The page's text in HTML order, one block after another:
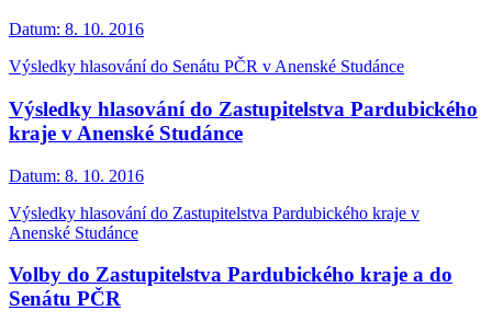
Datum: 8. 10. 2016
Výsledky hlasování do Senátu PČR v Anenské Studánce
Výsledky hlasování do Zastupitelstva Pardubického
kraje v Anenské Studánce
Datum: 8. 10. 2016
Výsledky hlasování do Zastupitelstva Pardubického kraje v
Anenské Studánce
Volby do Zastupitelstva Pardubického kraje a do
Senátu PČR